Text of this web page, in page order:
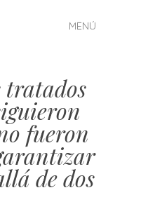
MENÚ
tratados
fueron
de dos